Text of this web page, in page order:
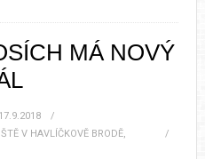
MÁ NOVÝ
17.9.2018
V HAVLÍČKOVĚ BRODĚ,